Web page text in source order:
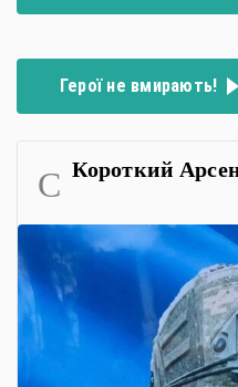
записів
Герої не вмирають!
C Короткий